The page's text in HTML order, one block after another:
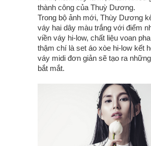
thành công của Thuỳ Dương.
Trong bộ ảnh mới, Thùy Dương
váy hai dây màu trắng với điểm
viền váy hi-low, chất liệu voan
thậm chí là set áo xòe hi-low kết
váy midi đơn giản sẽ tạo ra
bắt mắt.